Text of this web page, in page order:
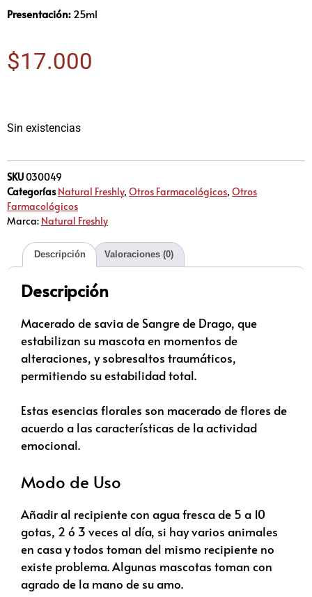
Presentación:25ml
$17.000
Sin existencias
SKU030049
Categorías Natural Freshly, Otros Farmacológicos, Otros
Farmacológicos
Marca: Natural Freshly
Descripción Valoraciones (0)
Descripción
Macerado de savia de Sangre de Drago, que
estabilizan su mascota en momentos de
alteraciones, y sobresaltos traumáticos,
permitiendo su estabilidad total.
Estas esencias florales son macerado de flores de
acuerdo a las características de la actividad
emocional.
Modo de Uso
Añadir al recipiente con agua fresca de 5 a 10
gotas, 2 ó 3 veces al día, si hay varios animales
en casa y todos toman del mismo recipiente no
existe problema. Algunas mascotas toman con
agrado de la mano de su amo.